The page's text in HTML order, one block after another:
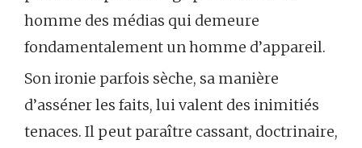
homme des médias qui demeure
fondamentalement un homme d’appareil.
Son ironie parfois sèche, sa manière
d’asséner les faits, lui valent des inimitiés
tenaces. Il peut paraître cassant, doctrinaire,